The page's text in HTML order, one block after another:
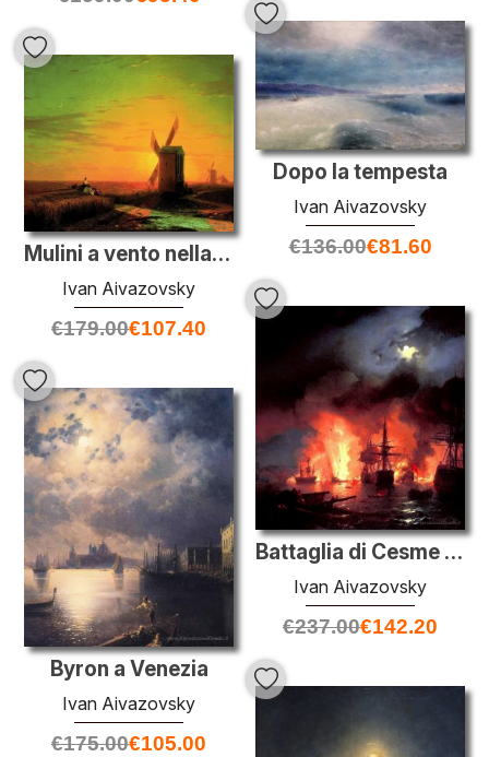
Dopo la tempesta
Ivan Aivazovsky
€136.00€81.60
Mulini a vento nella steppa ucraina al tramonto
Ivan Aivazovsky
€179.00€107.40
Battaglia di Cesme a notte
Ivan Aivazovsky
€237.00€142.20
Byron a Venezia
Ivan Aivazovsky
€175.00€105.00